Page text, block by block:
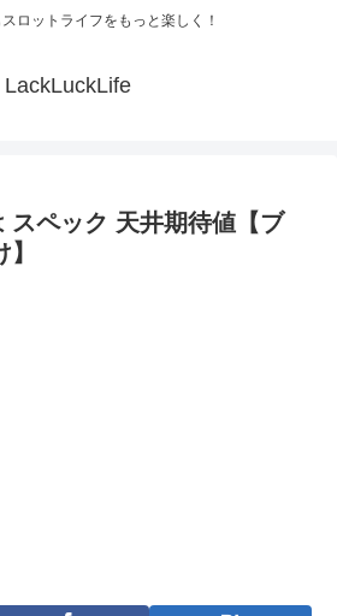
ロットライフをもっと楽しく！
LackLuckLife
スペック 天井期待値【ブ